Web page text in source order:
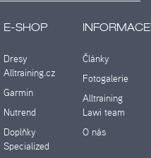
E-SHOP
Dresy
Alltraining.cz
Garmin
Nutrend
Doplňky
Specialized
INFORMACE
Články
Fotogalerie
Alltraining
Lawi team
O nás